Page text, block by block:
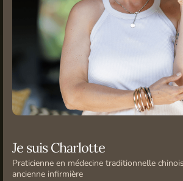
Je suis Charlotte
Praticienne en médecine traditionnelle
ancienne infirmière